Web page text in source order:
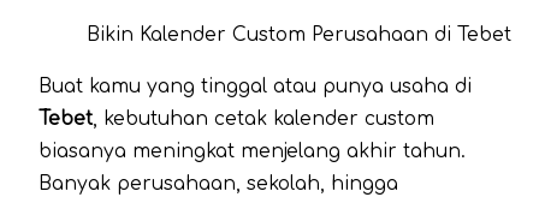
Bikin Kalender Custom Perusahaan di Tebet
Buat kamu yang tinggal atau punya usaha di
Tebet, kebutuhan cetak kalender custom
biasanya meningkat menjelang akhir tahun.
Banyak perusahaan, sekolah, hingga